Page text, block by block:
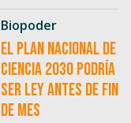
Biopoder
El Plan Nacional de
Ciencia 2030 podría
ser ley antes de fin
de mes